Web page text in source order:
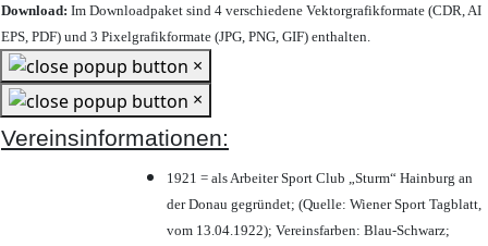
Download: Im Downloadpaket sind 4 verschiedene Vektorgrafikformate (CDR, AI
EPS, PDF) und 3 Pixelgrafikformate (JPG, PNG, GIF) enthalten.
×
×
Vereinsinformationen:
1921 = als Arbeiter Sport Club „Sturm“ Hainburg an
der Donau gegründet; (Quelle: Wiener Sport Tagblatt,
vom 13.04.1922); Vereinsfarben: Blau-Schwarz;